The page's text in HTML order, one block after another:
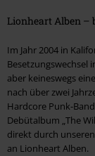
Lionheart Alben –
Im Jahr 2004 in
Besetzungswechsel
aber keineswegs
nach über zwei
Hardcore Punk-
Debütalbum „The
direkt durch
an Lionheart Alben.